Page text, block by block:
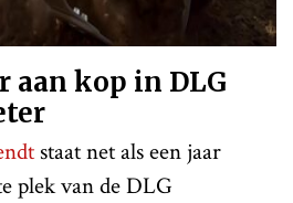
aan kop in DLG
staat net als een jaar
plek van de DLG